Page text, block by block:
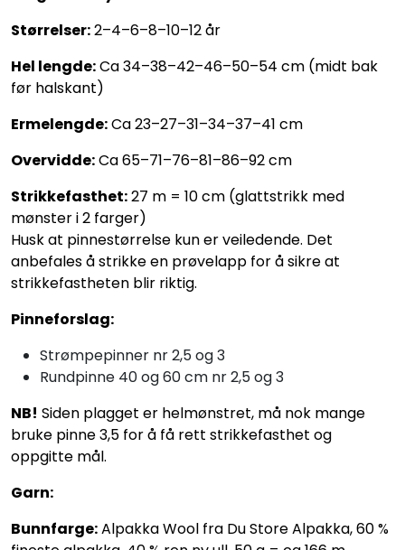
Størrelser:2–4–6–8–10–12 år
Hel lengde:Ca 34–38–42–46–50–54 cm (midt bak
før halskant)
Ermelengde:Ca 23–27–31–34–37–41 cm
Overvidde:Ca 65–71–76–81–86–92 cm
Strikkefasthet:27 m = 10 cm (glattstrikk med
mønster i 2 farger)
Husk at pinnestørrelse kun er veiledende. Det
anbefales å strikke en prøvelapp for å sikre at
strikkefastheten blir riktig.
Pinneforslag:
Strømpepinner nr 2,5 og 3
Rundpinne 40 og 60 cm nr 2,5 og 3
NB! Siden plagget er helmønstret, må nok mange
bruke pinne 3,5 for å få rett strikkefasthet og
oppgitte mål.
Garn:
Bunnfarge:Alpakka Wool fra Du Store Alpakka, 60 %